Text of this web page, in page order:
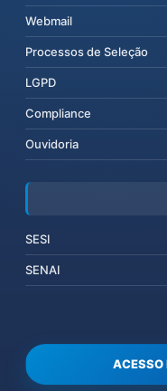
Webmail
Processos de Seleção
LGPD
Compliance
Ouvidoria
SESI
SENAI
ACESSO